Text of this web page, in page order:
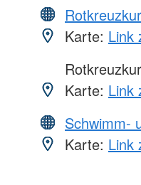
Karte: Link
Karte: Link
Schwimm-
Karte: Link